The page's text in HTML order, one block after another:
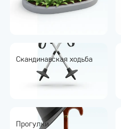
Скандинавская ходьба
Прогулки